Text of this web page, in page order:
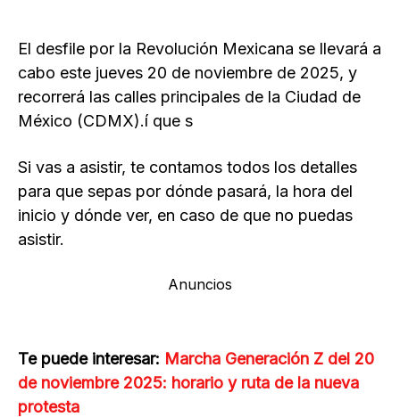
El desfile por la Revolución Mexicana se llevará a
cabo este jueves 20 de noviembre de 2025, y
recorrerá las calles principales de la Ciudad de
México (CDMX).í que s
Si vas a asistir, te contamos todos los detalles
para que sepas por dónde pasará, la hora del
inicio y dónde ver, en caso de que no puedas
asistir.
Anuncios
Te puede interesar: Marcha Generación Z del 20
de noviembre 2025: horario y ruta de la nueva
protesta